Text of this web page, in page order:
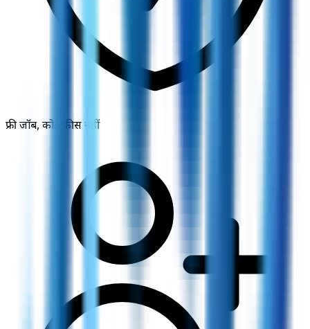
फ्री जॉब, कोई फीस नहीं